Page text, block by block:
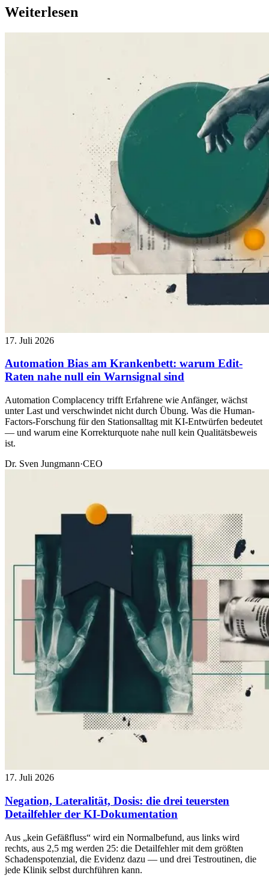
Weiterlesen
17. Juli 2026
Automation Bias am Krankenbett: warum Edit-
Raten nahe null ein Warnsignal sind
Automation Complacency trifft Erfahrene wie Anfänger, wächst
unter Last und verschwindet nicht durch Übung. Was die Human-
Factors-Forschung für den Stationsalltag mit KI-Entwürfen bedeutet
— und warum eine Korrekturquote nahe null kein Qualitätsbeweis
ist.
Dr. Sven Jungmann·CEO
17. Juli 2026
Negation, Lateralität, Dosis: die drei teuersten
Detailfehler der KI-Dokumentation
Aus „kein Gefäßfluss“ wird ein Normalbefund, aus links wird
rechts, aus 2,5 mg werden 25: die Detailfehler mit dem größten
Schadenspotenzial, die Evidenz dazu — und drei Testroutinen, die
jede Klinik selbst durchführen kann.